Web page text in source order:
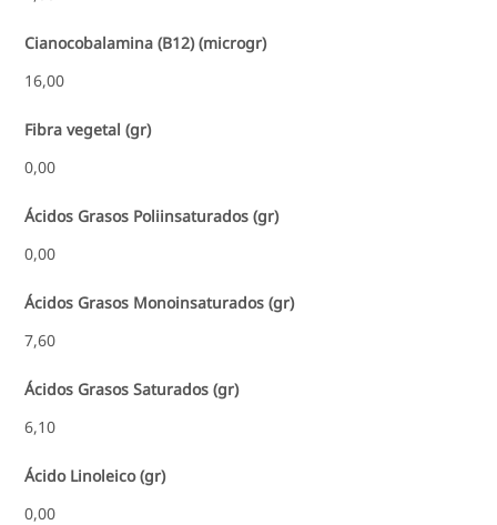
Cianocobalamina (B12) (microgr)
16,00
Fibra vegetal (gr)
0,00
Ácidos Grasos Poliinsaturados (gr)
0,00
Ácidos Grasos Monoinsaturados (gr)
7,60
Ácidos Grasos Saturados (gr)
6,10
Ácido Linoleico (gr)
0,00